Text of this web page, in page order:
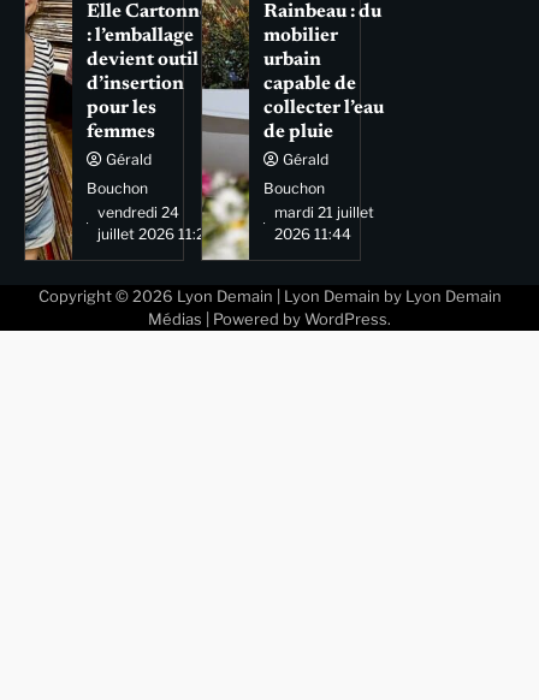
Elle Cartonne
: l’emballage
devient outil
d’insertion
pour les
femmes
Gérald
Bouchon
vendredi 24
juillet 2026 11:29
Rainbeau : du
mobilier
urbain
capable de
collecter l’eau
de pluie
Gérald
Bouchon
mardi 21 juillet
2026 11:44
Copyright © 2026 Lyon Demain | Lyon Demain by Lyon Demain
Médias | Powered by WordPress.